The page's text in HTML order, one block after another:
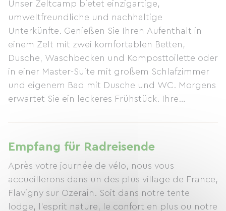
Unser Zeltcamp bietet einzigartige,
umweltfreundliche und nachhaltige
Unterkünfte. Genießen Sie Ihren Aufenthalt in
einem Zelt mit zwei komfortablen Betten,
Dusche, Waschbecken und Komposttoilette oder
in einer Master-Suite mit großem Schlafzimmer
und eigenem Bad mit Dusche und WC. Morgens
erwartet Sie ein leckeres Frühstück. Ihre
Empfang für Radreisende
Après votre journée de vélo, nous vous
accueillerons dans un des plus village de France,
Flavigny sur Ozerain. Soit dans notre tente
lodge, l'esprit nature, le confort en plus ou notre